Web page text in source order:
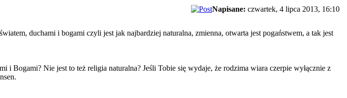
Napisane: czwartek, 4 lipca 2013, 16:10
duchami i bogami czyli jest jak najbardziej naturalna, zmienna, otwarta jest pogaństwem, a tak jest
Bogami? Nie jest to też religia naturalna? Jeśli Tobie się wydaje, że rodzima wiara czerpie wyłącznie z